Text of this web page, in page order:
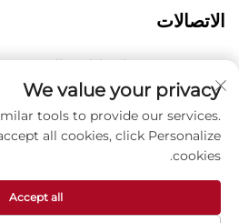
الاتصالات
رقم 118 شارع ليانغيو
بينغيانغ، مدينة ونتشو، مقاطعة
P
8615988795434
We value your privacy
tools to provide our services.
all cookies, click Personalize
cookies.
Accept all